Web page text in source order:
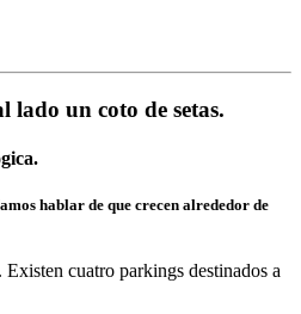
lado un coto de setas.
hablar de que crecen alrededor de
cuatro parkings destinados a